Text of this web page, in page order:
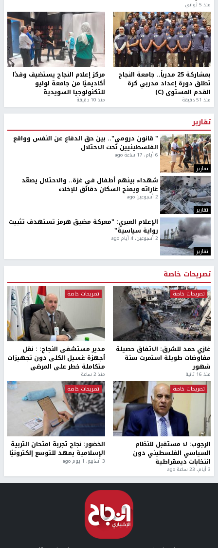
منذ 5 ثواني
بمشاركة 25 مدرباً.. جامعة النجاح
تطلق دورة إعداد مدربي كرة
القدم المستوى (C)
منذ 51 دقيقة
مركز إعلام النجاح يستضيف وفدًا
أكاديميًا من جامعة لوليو
للتكنولوجيا السويدية
منذ 10 دقيقة
تقارير
تقارير
" قانون درومي".. بين حق الدفاع عن النفس وواقع
الفلسطينيين تحت الاحتلال
6 أيام، 17 ساعة ago
تقارير
شهداء بينهم أطفال في غزة.. والاحتلال يصعّد
غاراته ويمنح السكان دقائق للإخلاء
2 أسبوعين ago
تقارير
الإعلام العبري: "معركة مضيق هرمز تستهدف تثبيت
رواية سياسية"
2 أسبوعين، 4 أيام ago
تصريحات خاصة
تصريحات خاصة
غازي حمد للشرق: الاتفاق حصيلة
مفاوضات طويلة استمرت ستة
شهور
منذ 16 ثانية
تصريحات خاصة
مدير مستشفى النجاح: : نقل
أجهزة غسيل الكلى دون تجهيزات
متكاملة خطر على المرضى
منذ 2 ساعة
تصريحات خاصة
الرجوب: لا مستقبل للنظام
السياسي الفلسطيني دون
انتخابات ديمقراطية
3 أيام، 23 ساعة ago
تصريحات خاصة
الخضور: نجاح تجربة امتحان التربية
الإسلامية يمهد للتوسع إلكترونيًا
3 أسابيع، 1 يوم ago